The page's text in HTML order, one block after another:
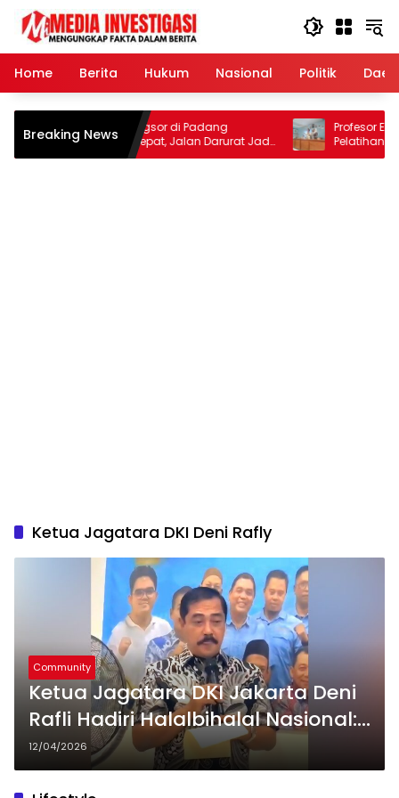
Langsung
konten
Home
Berita Hukum Nasional Politik
Breaking News
Penanganan Longsor di Padang
Pariaman Dipercepat, Jalan Darurat Jadi
Prioritas
Profesor Emrizal,
Pelatihan Digital
Tingkatkan Daya
Ketua Jagatara DKI Deni Rafly
Community
Ketua Jagatara DKI Jakarta Deni
Rafli Hadiri Halalbihalal Nasional:
Komitmen Kawal Program
Presiden Prabowo
12/04/2026